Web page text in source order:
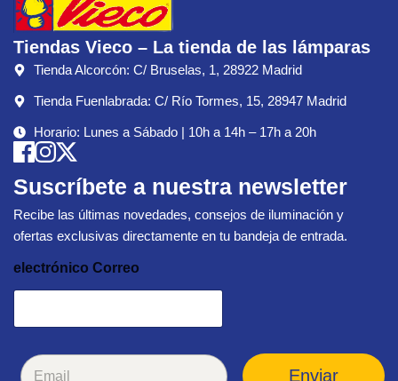
Tiendas Vieco – La tienda de las lámparas
Tienda Alcorcón: C/ Bruselas, 1, 28922 Madrid
Tienda Fuenlabrada: C/ Río Tormes, 15, 28947 Madrid
Horario: Lunes a Sábado | 10h a 14h – 17h a 20h
Suscríbete a nuestra newsletter
Recibe las últimas novedades, consejos de iluminación y
ofertas exclusivas directamente en tu bandeja de entrada.
electrónico Correo
C
Enviar